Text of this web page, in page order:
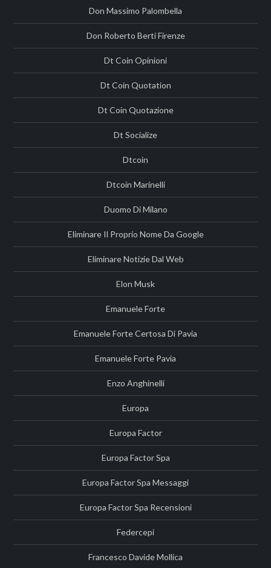
Don Massimo Palombella
Don Roberto Berti Firenze
Dt Coin Opinioni
Dt Coin Quotation
Dt Coin Quotazione
Dt Socialize
Dtcoin
Dtcoin Marinelli
Duomo Di Milano
Eliminare Il Proprio Nome Da Google
Eliminare Notizie Dal Web
Elon Musk
Emanuele Forte
Emanuele Forte Certosa Di Pavia
Emanuele Forte Pavia
Enzo Anghinelli
Europa
Europa Factor
Europa Factor Spa
Europa Factor Spa Messaggi
Europa Factor Spa Recensioni
Federcepi
Francesco Davide Mollica